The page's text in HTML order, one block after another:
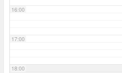
16:00
17:00
18:00